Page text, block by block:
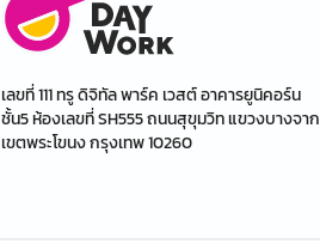
เลขที่ 111 ทรู ดิจิทัล พาร์ค เวสต์ อาคารยูนิคอร์น
ชั้น5 ห้องเลขที่ SH555 ถนนสุขุมวิท แขวงบางจาก
เขตพระโขนง กรุงเทพ 10260